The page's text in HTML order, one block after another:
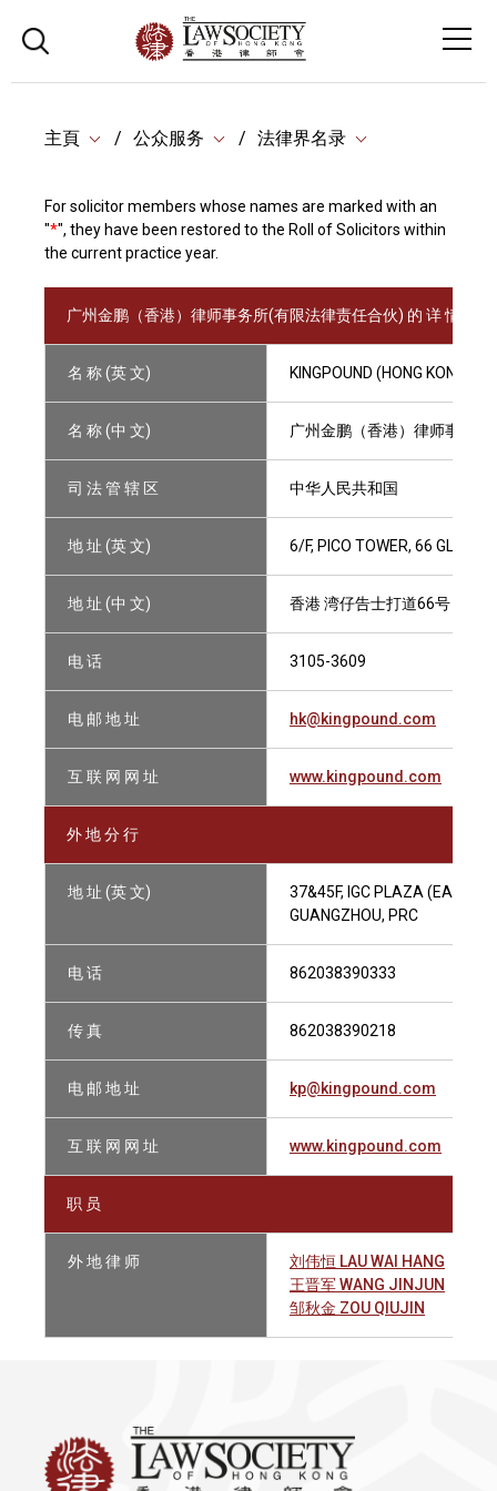
主頁 公众服务 法律界名录
For solicitor members whose names are marked with an
"*", they have been restored to the Roll of Solicitors within
the current practice year.
广州金鹏（香港）律师事务所(有限法律责任合伙) 的 详 情
名 称 (英 文) KINGPOUND (HONG KONG)
名 称 (中 文) 广州金鹏（香港）律师事务
司 法 管 辖 区 中华人民共和国
地 址 (英 文) 6/F, PICO TOWER, 66
地 址 (中 文) 香港 湾仔告士打道66号 笔克
电 话 3105-3609
电 邮 地 址 hk@kingpound.com
互 联 网 网 址 www.kingpound.com
外 地 分 行
地 址 (英 文)
37&45F, IGC PLAZA (EAST
GUANGZHOU, PRC
电 话 862038390333
传 真 862038390218
电 邮 地 址 kp@kingpound.com
互 联 网 网 址 www.kingpound.com
职 员
外 地 律 师
刘伟恒 LAU WAI HANG
王晋军 WANG JINJUN
邹秋金 ZOU QIUJIN